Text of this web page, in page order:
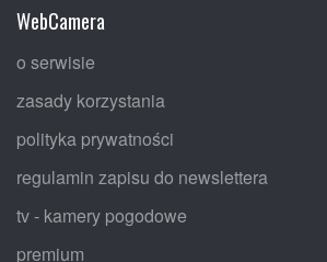
WebCamera
o serwisie
zasady korzystania
polityka prywatności
regulamin zapisu do newslettera
tv - kamery pogodowe
premium